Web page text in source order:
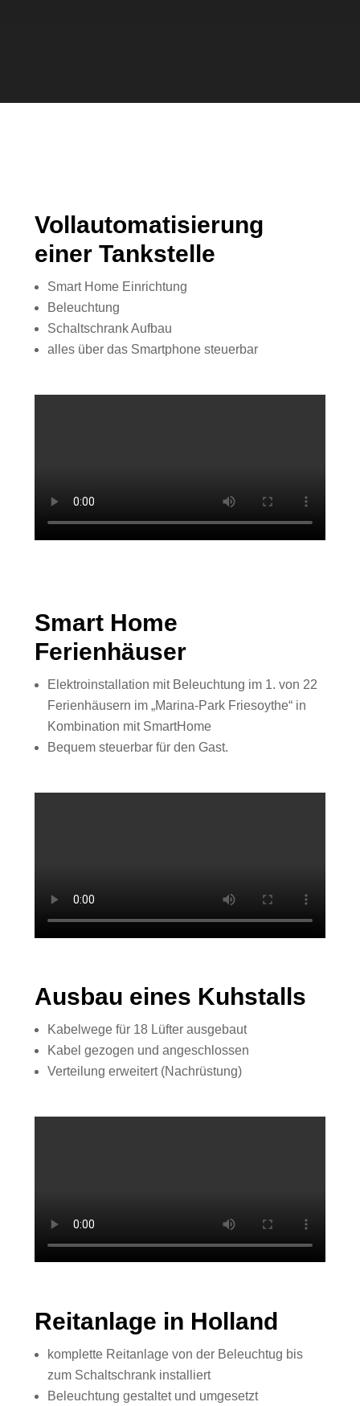
Vollautomatisierung
einer Tankstelle
Smart Home Einrichtung
Beleuchtung
Schaltschrank Aufbau
alles über das Smartphone steuerbar
Smart Home
Ferienhäuser
Elektroinstallation mit Beleuchtung im 1. von 22
Ferienhäusern im „Marina-Park Friesoythe“ in
Kombination mit SmartHome
Bequem steuerbar für den Gast.
Ausbau eines Kuhstalls
Kabelwege für 18 Lüfter ausgebaut
Kabel gezogen und angeschlossen
Verteilung erweitert (Nachrüstung)
Reitanlage in Holland
komplette Reitanlage von der Beleuchtug bis
zum Schaltschrank installiert
Beleuchtung gestaltet und umgesetzt